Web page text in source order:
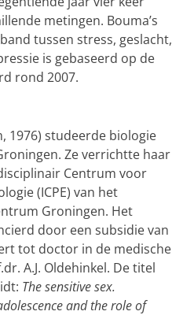
metingen. Bouma’s
tussen stress, geslacht,
is gebaseerd op de
rond 2007.
1976) studeerde biologie
Ze verrichtte haar
Centrum voor
(ICPE) van het
Groningen. Het
door een subsidie van
tot doctor in de medische
A.J. Oldehinkel. De titel
The sensitive sex.
and the role of